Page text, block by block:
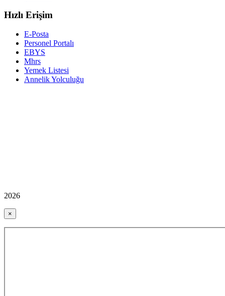
Hızlı Erişim
E-Posta
Personel Portalı
EBYS
Mhrs
Yemek Listesi
Annelik Yolculuğu
2026
×